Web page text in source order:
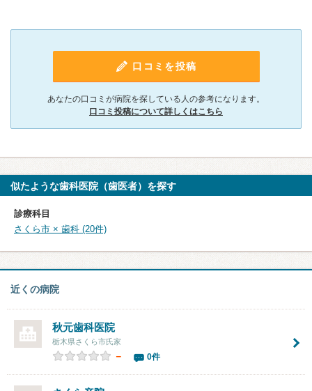
口コミを投稿
あなたの口コミが病院を探している人の参考になります。
口コミ投稿について詳しくはこちら
似たような歯科医院（歯医者）を探す
診療科目
さくら市 × 歯科 (20件)
近くの病院
秋元歯科医院
栃木県さくら市氏家
－ 0件